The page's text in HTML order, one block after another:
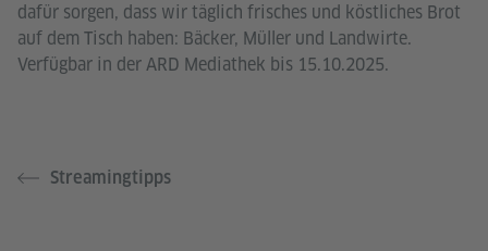
dafür sorgen, dass wir täglich frisches und köstliches Brot
auf dem Tisch haben: Bäcker, Müller und Landwirte.
Verfügbar in der ARD Mediathek bis 15.10.2025.
Streamingtipps